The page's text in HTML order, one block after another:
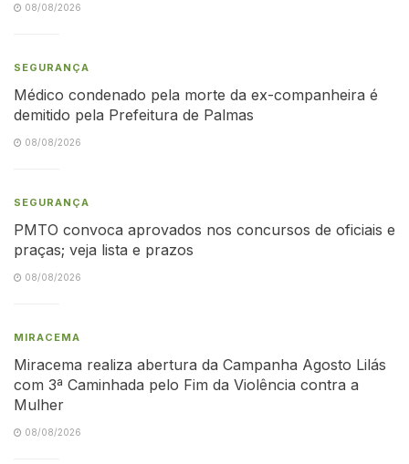
08/08/2026
SEGURANÇA
Médico condenado pela morte da ex-companheira é
demitido pela Prefeitura de Palmas
08/08/2026
SEGURANÇA
PMTO convoca aprovados nos concursos de oficiais e
praças; veja lista e prazos
08/08/2026
MIRACEMA
Miracema realiza abertura da Campanha Agosto Lilás
com 3ª Caminhada pelo Fim da Violência contra a
Mulher
08/08/2026